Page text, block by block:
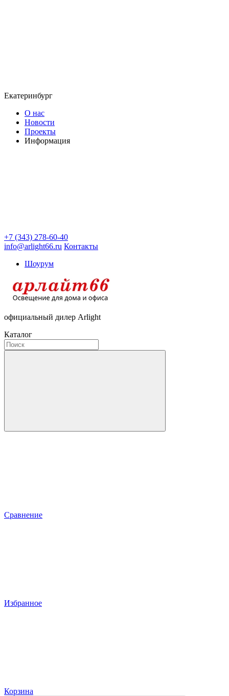
Екатеринбург
О нас
Новости
Проекты
Информация
+7 (343) 278-60-40
info@arlight66.ru Контакты
Шоурум
официальный дилер Arlight
Каталог
Сравнение
Избранное
Корзина